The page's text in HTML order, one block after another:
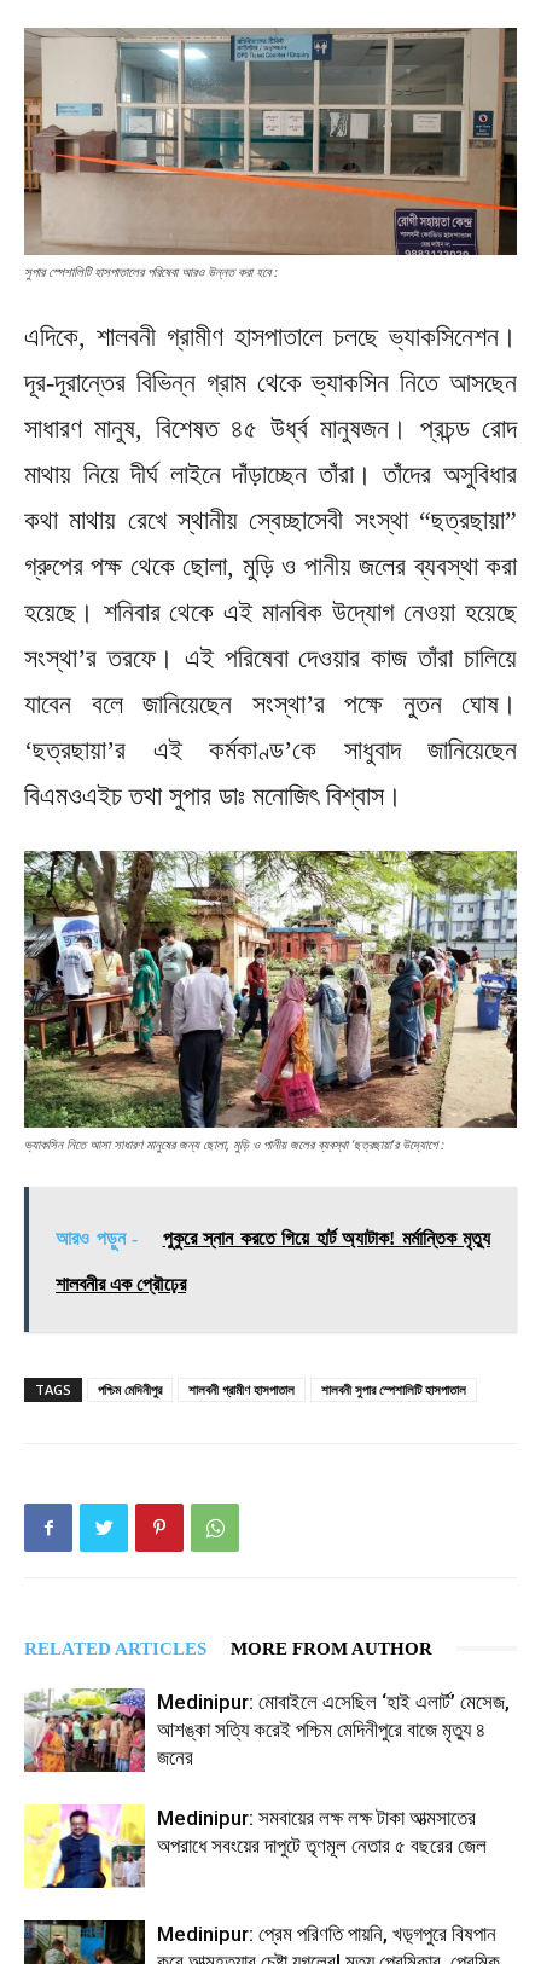
সুপার স্পেশালিটি হাসপাতালের পরিষেবা আরও উন্নত করা হবে :
এদিকে, শালবনী গ্রামীণ হাসপাতালে চলছে ভ্যাকসিনেশন।
দূর-দূরান্তের বিভিন্ন গ্রাম থেকে ভ্যাকসিন নিতে আসছেন
সাধারণ মানুষ, বিশেষত ৪৫ উর্ধ্ব মানুষজন। প্রচন্ড রোদ
মাথায় নিয়ে দীর্ঘ লাইনে দাঁড়াচ্ছেন তাঁরা। তাঁদের অসুবিধার
কথা মাথায় রেখে স্থানীয় স্বেচ্ছাসেবী সংস্থা “ছত্রছায়া”
গ্রুপের পক্ষ থেকে ছোলা, মুড়ি ও পানীয় জলের ব্যবস্থা করা
হয়েছে। শনিবার থেকে এই মানবিক উদ্যোগ নেওয়া হয়েছে
সংস্থা’র তরফে। এই পরিষেবা দেওয়ার কাজ তাঁরা চালিয়ে
যাবেন বলে জানিয়েছেন সংস্থা’র পক্ষে নুতন ঘোষ।
‘ছত্রছায়া’র এই কর্মকাণ্ড’কে সাধুবাদ জানিয়েছেন
বিএমওএইচ তথা সুপার ডাঃ মনোজিৎ বিশ্বাস।
ভ্যাকসিন নিতে আসা সাধারণ মানুষের জন্য ছোলা, মুড়ি ও পানীয় জলের ব্যবস্থা ‘ছত্রছায়া’র উদ্যোগে :
আরও পড়ুন - পুকুরে স্নান করতে গিয়ে হার্ট অ্যাটাক! মর্মান্তিক মৃত্যু
শালবনীর এক প্রৌঢ়ের
TAGS পশ্চিম মেদিনীপুর শালবনী গ্রামীণ হাসপাতাল শালবনী সুপার স্পেশালিটি হাসপাতাল
RELATED ARTICLES MORE FROM AUTHOR
Medinipur: মোবাইলে এসেছিল ‘হাই এলার্ট’ মেসেজ,
আশঙ্কা সত্যি করেই পশ্চিম মেদিনীপুরে বাজে মৃত্যু ৪
জনের
Medinipur: সমবায়ের লক্ষ লক্ষ টাকা আত্মসাতের
অপরাধে সবংয়ের দাপুটে তৃণমূল নেতার ৫ বছরের জেল
Medinipur: প্রেম পরিণতি পায়নি, খড়্গপুরে বিষপান